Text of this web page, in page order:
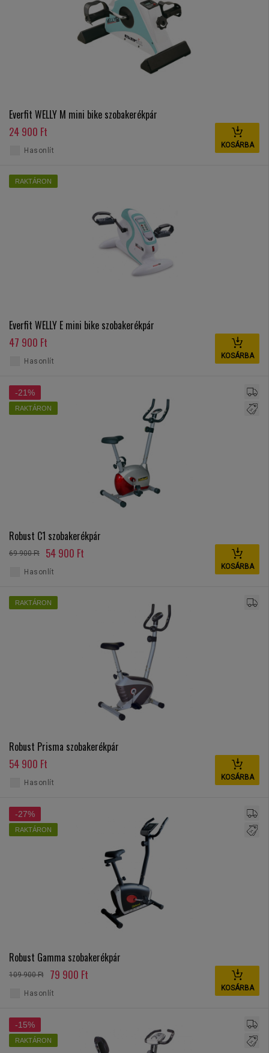
Everfit WELLY M mini bike szobakerékpár
24 900 Ft
KOSÁRBA
Hasonlít
RAKTÁRON
Everfit WELLY E mini bike szobakerékpár
47 900 Ft
KOSÁRBA
Hasonlít
-21%
RAKTÁRON
Robust C1 szobakerékpár
69 900 Ft 54 900 Ft
KOSÁRBA
Hasonlít
RAKTÁRON
Robust Prisma szobakerékpár
54 900 Ft
KOSÁRBA
Hasonlít
-27%
RAKTÁRON
Robust Gamma szobakerékpár
109 900 Ft 79 900 Ft
KOSÁRBA
Hasonlít
-15%
RAKTÁRON